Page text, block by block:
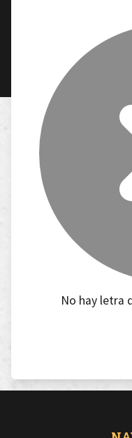
No hay letra